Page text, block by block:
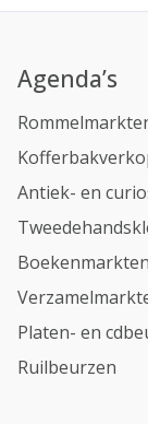
Agenda’s
Antiek- en
Boekenmarkten
Platen- en
Ruilbeurzen